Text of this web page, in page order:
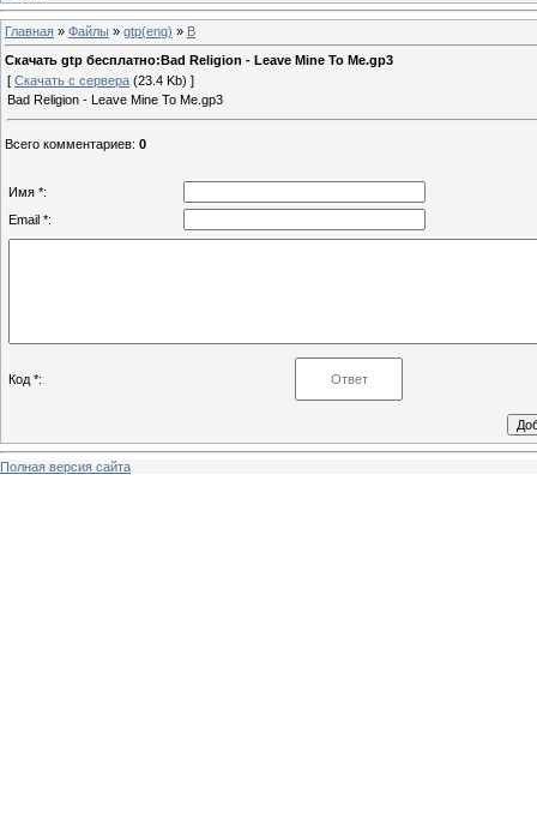
Главная » Файлы » gtp(eng) » B
Скачать gtp бесплатно:Bad Religion - Leave Mine To Me.gp3
[ Скачать с сервера (23.4 Kb) ]
Bad Religion - Leave Mine To Me.gp3
Всего комментариев: 0
Имя *:
Email *:
Код *:
Полная версия сайта